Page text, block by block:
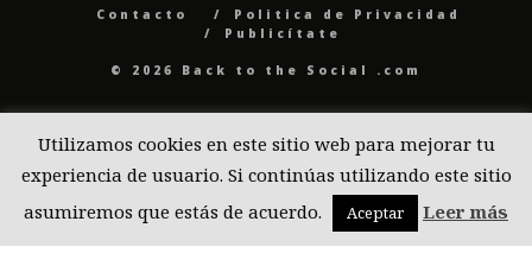
Contacto
Politica de Privacidad
Publicítate
© 2026 Back to the Social .com
Utilizamos cookies en este sitio web para mejorar tu
experiencia de usuario. Si continúas utilizando este sitio
asumiremos que estás de acuerdo.
Aceptar Leer más